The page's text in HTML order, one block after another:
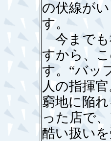
の伏線が
す。
今までも
すから、
す。“バッ
人の指揮
窮地に陥
った店で
酷い扱い